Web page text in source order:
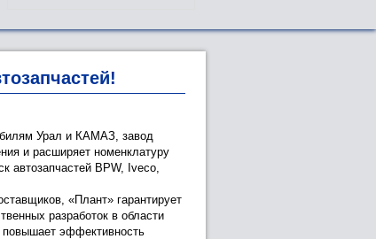
Урал и КАМАЗ, завод
и расширяет номенклатуру
автозапчастей BPW, Iveco,
«Плант» гарантирует
разработок в области
повышает эффективность